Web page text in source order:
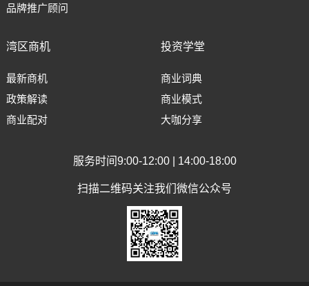
品牌推广顾问
湾区商机
最新商机
政策解读
商业配对
投资学堂
商业词典
商业模式
大咖分享
服务时间9:00-12:00 | 14:00-18:00
扫描二维码关注我们微信公众号